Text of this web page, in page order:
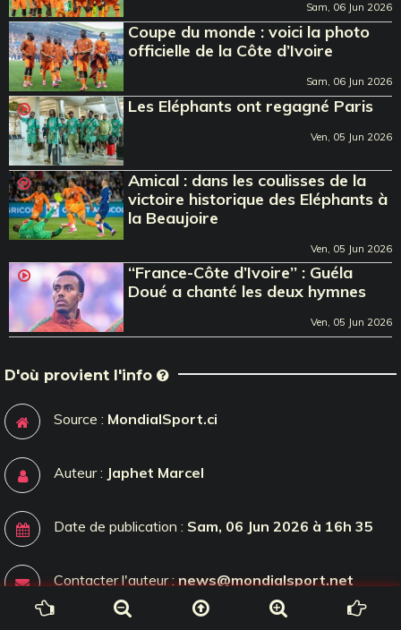
Sam, 06 Jun 2026
Coupe du monde : voici la photo
officielle de la Côte d’Ivoire
Sam, 06 Jun 2026
Les Eléphants ont regagné Paris
Ven, 05 Jun 2026
Amical : dans les coulisses de la
victoire historique des Eléphants à
la Beaujoire
Ven, 05 Jun 2026
‘‘France-Côte d’Ivoire’’ : Guéla
Doué a chanté les deux hymnes
Ven, 05 Jun 2026
D'où provient l'info
Source : MondialSport.ci
Auteur : Japhet Marcel
Date de publication : Sam, 06 Jun 2026 à 16h 35
Contacter l'auteur :news@mondialsport.net